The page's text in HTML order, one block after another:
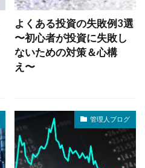
よくある投資の失敗例3選
〜初心者が投資に失敗し
ないための対策＆心構
え〜
管理人ブログ